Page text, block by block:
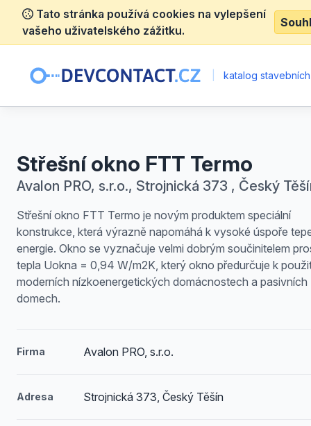
Tato stránka používá cookies na vylepšení
vašeho uživatelského zážitku.
katalog
Střešní okno FTT Termo
Avalon PRO, s.r.o., Strojnická 373 , Český
Střešní okno FTT Termo je novým produktem speciální
konstrukce, která výrazně napomáhá k vysoké úspoře
energie. Okno se vyznačuje velmi dobrým součinitelem
tepla Uokna = 0,94 W/m2K, který okno předurčuje k
moderních nízkoenergetických domácnostech a pasivních
domech.
Firma Avalon PRO, s.r.o.
Adresa Strojnická 373, Český Těšín